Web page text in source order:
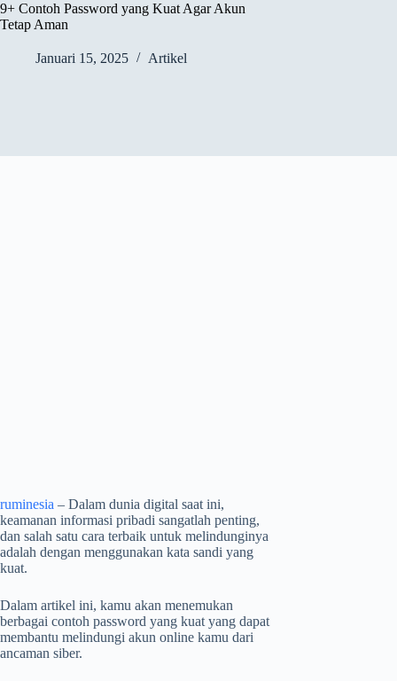
9+ Contoh Password yang Kuat Agar Akun
Tetap Aman
Januari 15, 2025 Artikel
ruminesia – Dalam dunia digital saat ini,
keamanan informasi pribadi sangatlah penting,
dan salah satu cara terbaik untuk melindunginya
adalah dengan menggunakan kata sandi yang
kuat.
Dalam artikel ini, kamu akan menemukan
berbagai contoh password yang kuat yang dapat
membantu melindungi akun online kamu dari
ancaman siber.